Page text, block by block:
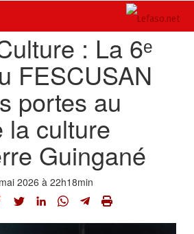
: La 6ᵉ
FESCUSAN
portes au
la culture
Guingané
2026 à 22h18min